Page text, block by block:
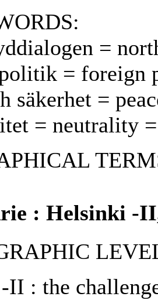
=
= foreign
säkerhet =
= neutrality
: Helsinki -
: the